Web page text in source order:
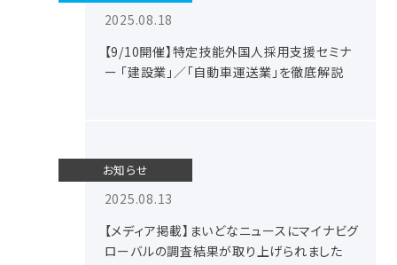
2025.08.18
【9/10開催】特定技能外国人採用支援セミナ
ー 「建設業」／「自動車運送業」を徹底解説
お知らせ
2025.08.13
【メディア掲載】まいどなニュースにマイナビグ
ローバルの調査結果が取り上げられました